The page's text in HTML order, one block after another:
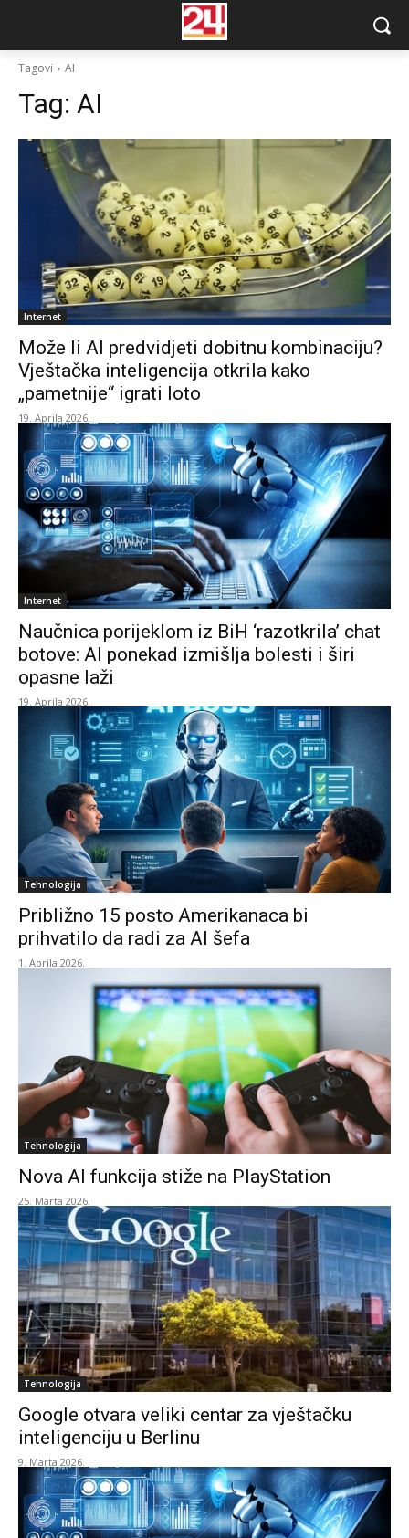
Tagovi AI
Tag: AI
Internet
Može li AI predvidjeti dobitnu kombinaciju?
Vještačka inteligencija otkrila kako
„pametnije“ igrati loto
19. Aprila 2026.
Internet
Naučnica porijeklom iz BiH ‘razotkrila’ chat
botove: AI ponekad izmišlja bolesti i širi
opasne laži
19. Aprila 2026.
Tehnologija
Približno 15 posto Amerikanaca bi
prihvatilo da radi za AI šefa
1. Aprila 2026.
Tehnologija
Nova AI funkcija stiže na PlayStation
25. Marta 2026.
Tehnologija
Google otvara veliki centar za vještačku
inteligenciju u Berlinu
9. Marta 2026.